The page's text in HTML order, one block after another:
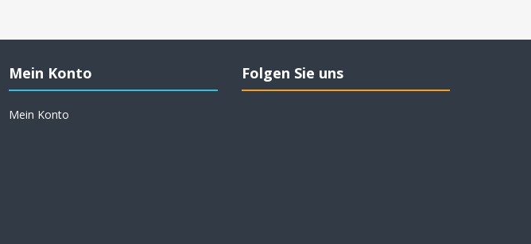
Mein Konto
Mein Konto
Folgen Sie uns